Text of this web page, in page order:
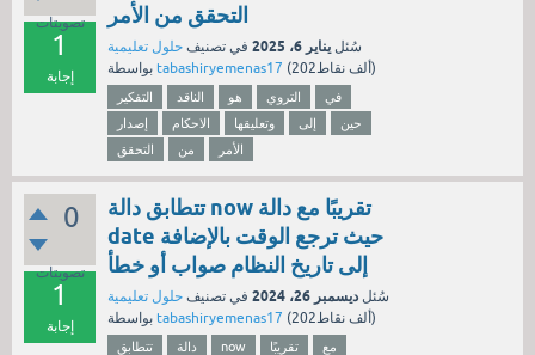
تصويتات
1
إجابة
التحقق من الأمر
سُئل يناير 6، 2025 في تصنيف حلول تعليمية
tabashiryemenas17 ( 202ألفنقاط)
التفكير الناقد هو التروي
في
إصدار
الاحكام وتعليقها إلى
حين
التحقق
من الأمر
0
تصويتات
1
إجابة
تتطابق دالة now تقريبًا مع دالة
date حيث ترجع الوقت بالإضافة
إلى تاريخ النظام صواب أو خطأ
سُئل ديسمبر 26، 2024 في تصنيف حلول تعليمية
tabashiryemenas17 ( 202ألفنقاط)
تتطابق دالة now تقريبًا
مع